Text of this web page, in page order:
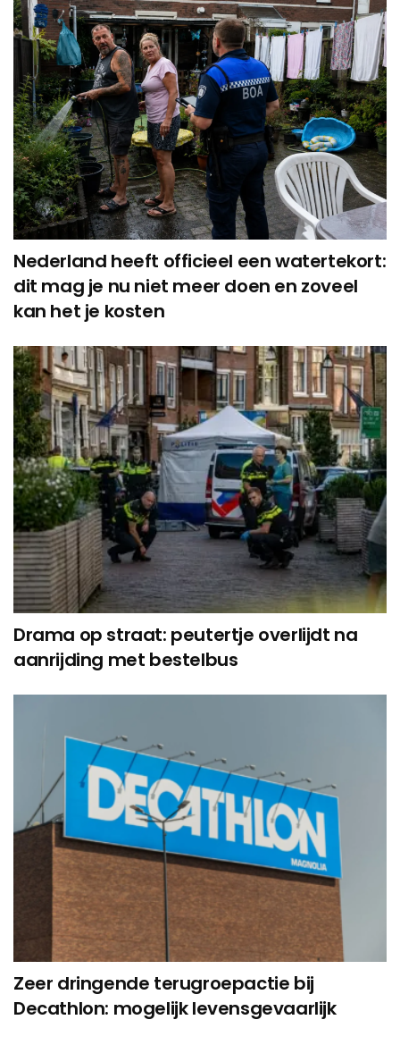
Nederland heeft officieel een watertekort:
dit mag je nu niet meer doen en zoveel
kan het je kosten
Drama op straat: peutertje overlijdt na
aanrijding met bestelbus
Zeer dringende terugroepactie bij
Decathlon: mogelijk levensgevaarlijk